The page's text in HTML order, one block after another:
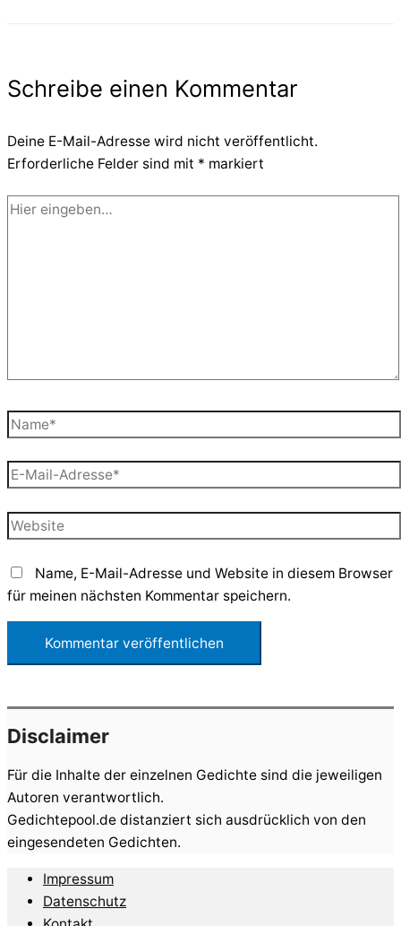
Schreibe einen Kommentar
Deine E-Mail-Adresse wird nicht veröffentlicht.
Erforderliche Felder sind mit * markiert
Hier
Name*
E-
Mail-
Adresse*
Website
Name, E-Mail-Adresse und Website in diesem Browser
für meinen nächsten Kommentar speichern.
Disclaimer
Für die Inhalte der einzelnen Gedichte sind die jeweiligen
Autoren verantwortlich.
Gedichtepool.de distanziert sich ausdrücklich von den
eingesendeten Gedichten.
Impressum
Datenschutz